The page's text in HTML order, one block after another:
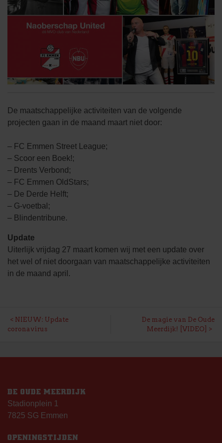
De maatschappelijke activiteiten van de volgende
projecten gaan in de maand maart niet door:
– FC Emmen Street League;
– Scoor een Boek!;
– Drents Verbond;
– FC Emmen OldStars;
– De Derde Helft;
– G-voetbal;
– Blindentribune.
Update
Uiterlijk vrijdag 27 maart komen wij met een update over
het wel of niet doorgaan van maatschappelijke activiteiten
in de maand april.
BERICHT
NIEUW: Update
coronavirus
De magie van De Oude
Meerdijk! [VIDEO]
DE OUDE MEERDIJK
Stadionplein 1
7825 SG Emmen
OPENINGSTIJDEN